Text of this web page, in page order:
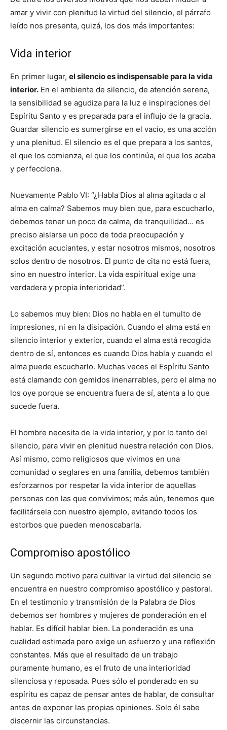
amar y vivir con plenitud la virtud del silencio, el párrafo
leído nos presenta, quizá, los dos más importantes:
Vida interior
En primer lugar, el silencio es indispensable para la vida
interior. En el ambiente de silencio, de atención serena,
la sensibilidad se agudiza para la luz e inspiraciones del
Espíritu Santo y es preparada para el influjo de la gracia.
Guardar silencio es sumergirse en el vacío, es una acción
y una plenitud. El silencio es el que prepara a los santos,
el que los comienza, el que los continúa, el que los acaba
y perfecciona.
Nuevamente Pablo VI: “¿Habla Dios al alma agitada o al
alma en calma? Sabemos muy bien que, para escucharlo,
debemos tener un poco de calma, de tranquilidad… es
preciso aislarse un poco de toda preocupación y
excitación acuciantes, y estar nosotros mismos, nosotros
solos dentro de nosotros. El punto de cita no está fuera,
sino en nuestro interior. La vida espiritual exige una
verdadera y propia interioridad”.
Lo sabemos muy bien: Dios no habla en el tumulto de
impresiones, ni en la disipación. Cuando el alma está en
silencio interior y exterior, cuando el alma está recogida
dentro de sí, entonces es cuando Dios habla y cuando el
alma puede escucharlo. Muchas veces el Espíritu Santo
está clamando con gemidos inenarrables, pero el alma no
los oye porque se encuentra fuera de sí, atenta a lo que
sucede fuera.
El hombre necesita de la vida interior, y por lo tanto del
silencio, para vivir en plenitud nuestra relación con Dios.
Así mismo, como religiosos que vivimos en una
comunidad o seglares en una familia, debemos también
esforzarnos por respetar la vida interior de aquellas
personas con las que convivimos; más aún, tenemos que
facilitársela con nuestro ejemplo, evitando todos los
estorbos que pueden menoscabarla.
Compromiso apostólico
Un segundo motivo para cultivar la virtud del silencio se
encuentra en nuestro compromiso apostólico y pastoral.
En el testimonio y transmisión de la Palabra de Dios
debemos ser hombres y mujeres de ponderación en el
hablar. Es difícil hablar bien. La ponderación es una
cualidad estimada pero exige un esfuerzo y una reflexión
constantes. Más que el resultado de un trabajo
puramente humano, es el fruto de una interioridad
silenciosa y reposada. Pues sólo el ponderado en su
espíritu es capaz de pensar antes de hablar, de consultar
antes de exponer las propias opiniones. Solo él sabe
discernir las circunstancias.